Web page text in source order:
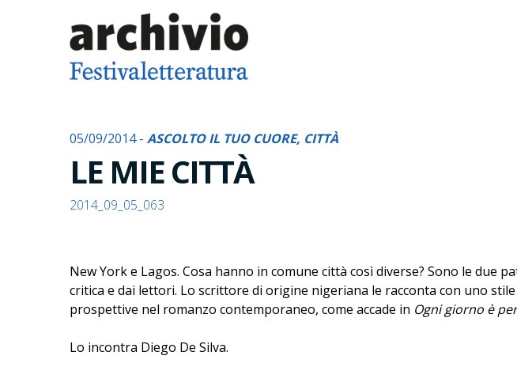
05/09/2014 - ASCOLTO IL TUO CUORE, CITTÀ
LE MIE CITTÀ
2014_09_05_063
New York e Lagos. Cosa hanno in comune città così diverse? Sono le
critica e dai lettori. Lo scrittore di origine nigeriana le racconta con uno
prospettive nel romanzo contemporaneo, come accade in Ogni giorno è
Lo incontra Diego De Silva.